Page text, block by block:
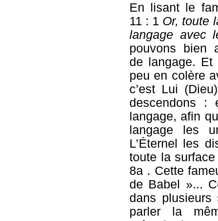
En lisant le
11 : 1 Or, toute
langage avec
pouvons bien
de langage.
peu en colère
c’est Lui
descendons :
langage, afin
langage les
L’Éternel les
toute la
8a . Cette
de Babel »...
dans
parler la